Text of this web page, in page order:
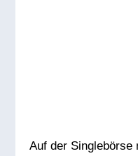
Auf der Singlebörse